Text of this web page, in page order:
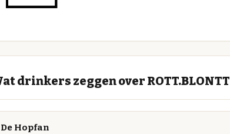
drinkers zeggen over ROTT.BLONTT
De Hopfan